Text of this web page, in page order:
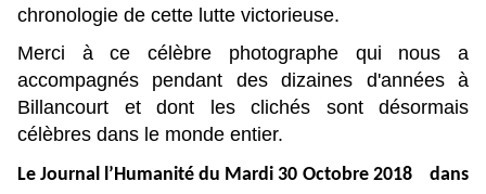
chronologie de cette lutte victorieuse.
Merci à ce célèbre photographe qui nous a
accompagnés pendant des dizaines d'années à
Billancourt et dont les clichés sont désormais
célèbres dans le monde entier.
LeJournal l’Humanité du Mardi 30 Octobre 2018dans